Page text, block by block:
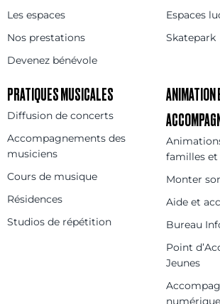
Les espaces
Nos prestations
Devenez bénévole
Espaces
Skatepark
PRATIQUES MUSICALES
Diffusion de concerts
Accompagnements des
musiciens
Cours de musique
Résidences
Studios de répétition
ANIMATION
familles et
Monter
Aide et
Bureau
Point
Jeunes
numérique